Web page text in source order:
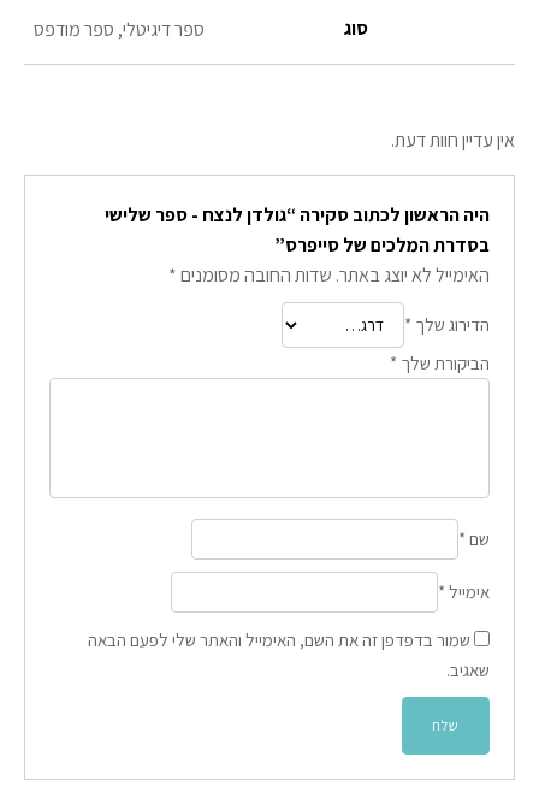
סוג ספר דיגיטלי, ספר מודפס
אין עדיין חוות דעת.
היה הראשון לכתוב סקירה “גולדן לנצח - ספר שלישי
בסדרת המלכים של סייפרס”
האימייל לא יוצג באתר. שדות החובה מסומנים*
הדירוג שלך *
הביקורת שלך *
שם *
אימייל *
שמור בדפדפן זה את השם, האימייל והאתר שלי לפעם הבאה
שאגיב.